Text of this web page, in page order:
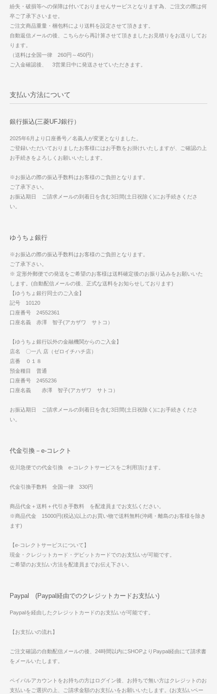
紛失・破損等への保障は付いておりませんサービスとなります為、ご注文の際は何
卒ご了承下さいませ。
ご注文商品重量・梱包料により送料を設定させて頂きます。
自動返信メールの後、こちらから再計算させて頂きましたお見積りをお送りしてお
ります。
（送料は全国一律 260円～450円）
ご入金確認後、 3営業日中に発送させていただきます。
支払い方法について
銀行振込(三菱UFJ銀行）
2025年6月より口座番号／名義人が変更となりました。
ご登録いただいておりましたお客様にはお手数をお掛けいたしますが、ご確認の上
お手続きをよろしくお願いいたします。
※お振込の際の振込手数料はお客様のご負担となります。
ご了承下さい。
お振込期日 ご請求メールの到着日を含む3日間(土日祝除く)にお手続きくださ
い。
ゆうちょ銀行
※お振込の際の振込手数料はお客様のご負担となります。
ご了承下さい。
※ 定形外郵便での発送をご希望のお客様は送料確定後のお振り込みをお願いいた
します。(自動配信メールの後、正式な送料をお知らせしております)
【ゆうちょ銀行同士のご入金】
記号 10120
口座番号 24552361
口座名義 赤澤 智子(アカザワ サトコ）
【ゆうちょ銀行以外の金融機関からのご入金】
店名 〇一八 店（ゼロイチハチ店）
店番 ０１８
預金種目 普通
口座番号 2455236
口座名義 赤澤 智子(アカザワ サトコ）
お振込期日 ご請求メールの到着日を含む3日間(土日祝除く)にお手続きくださ
い。
代金引換－e-コレクト
佐川急便での代金引換 e-コレクトサービスをご利用頂けます。
代金引換手数料 全国一律 330円
商品代金＋送料＋代引き手数料 を配達員までお支払ください。
※商品代金 15000円(税込)以上のお買い物で送料無料(沖縄・離島のお客様を除き
ます)
【e-コレクトサービスについて】
現金・クレジットカード・デビットカードでのお支払いが可能です。
ご希望のお支払い方法を配達員までお伝え下さい。
Paypal (Paypal経由でのクレジットカードお支払い)
Paypalを経由したクレジットカードのお支払いが可能です。
【お支払いの流れ】
ご注文確認の自動配信メールの後、24時間以内にSHOPよりPaypal経由にて請求書
をメールいたします。
ペイパルアカウントをお持ちの方はログイン後、お持ちで無い方はクレジットのお
支払いをご選択の上、ご請求金額のお支払いをお願いいたします。(お支払いペー